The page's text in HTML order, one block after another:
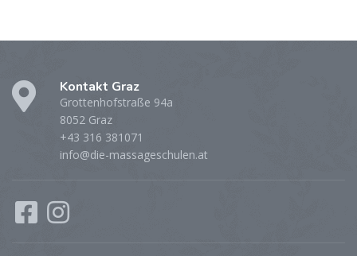
Kontakt Graz
Grottenhofstraße 94a
8052 Graz
+43 316 381071
info@die-massageschulen.at